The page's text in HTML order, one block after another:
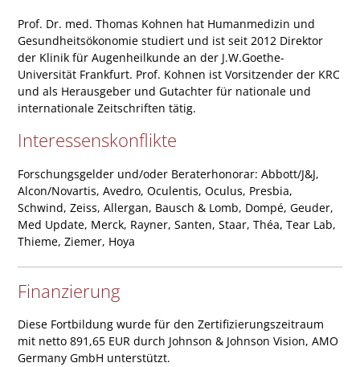
Prof. Dr. med. Thomas Kohnen hat Humanmedizin und
Gesundheitsökonomie studiert und ist seit 2012 Direktor
der Klinik für Augenheilkunde an der J.W.Goethe-
Universität Frankfurt. Prof. Kohnen ist Vorsitzender der KRC
und als Herausgeber und Gutachter für nationale und
internationale Zeitschriften tätig.
Interessenskonflikte
Forschungsgelder und/oder Beraterhonorar: Abbott/J&J,
Alcon/Novartis, Avedro, Oculentis, Oculus, Presbia,
Schwind, Zeiss, Allergan, Bausch & Lomb, Dompé, Geuder,
Med Update, Merck, Rayner, Santen, Staar, Théa, Tear Lab,
Thieme, Ziemer, Hoya
Finanzierung
Diese Fortbildung wurde für den Zertifizierungszeitraum
mit netto 891,65 EUR durch Johnson & Johnson Vision, AMO
Germany GmbH unterstützt.